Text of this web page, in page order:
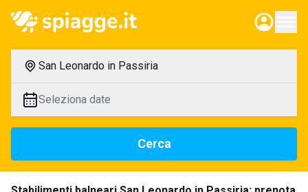
San Leonardo in Passiria
Seleziona date
Cerca